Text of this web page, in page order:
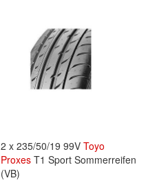
2 x 235/50/19 99V Toyo
Proxes T1 Sport Sommerreifen
(VB)